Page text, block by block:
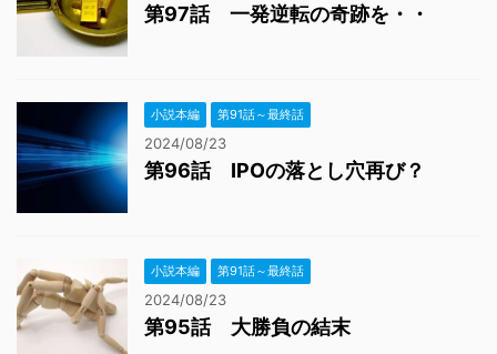
第97話 一発逆転の奇跡を・・
小説本編 第91話～最終話
2024/08/23
第96話 IPOの落とし穴再び？
小説本編 第91話～最終話
2024/08/23
第95話 大勝負の結末